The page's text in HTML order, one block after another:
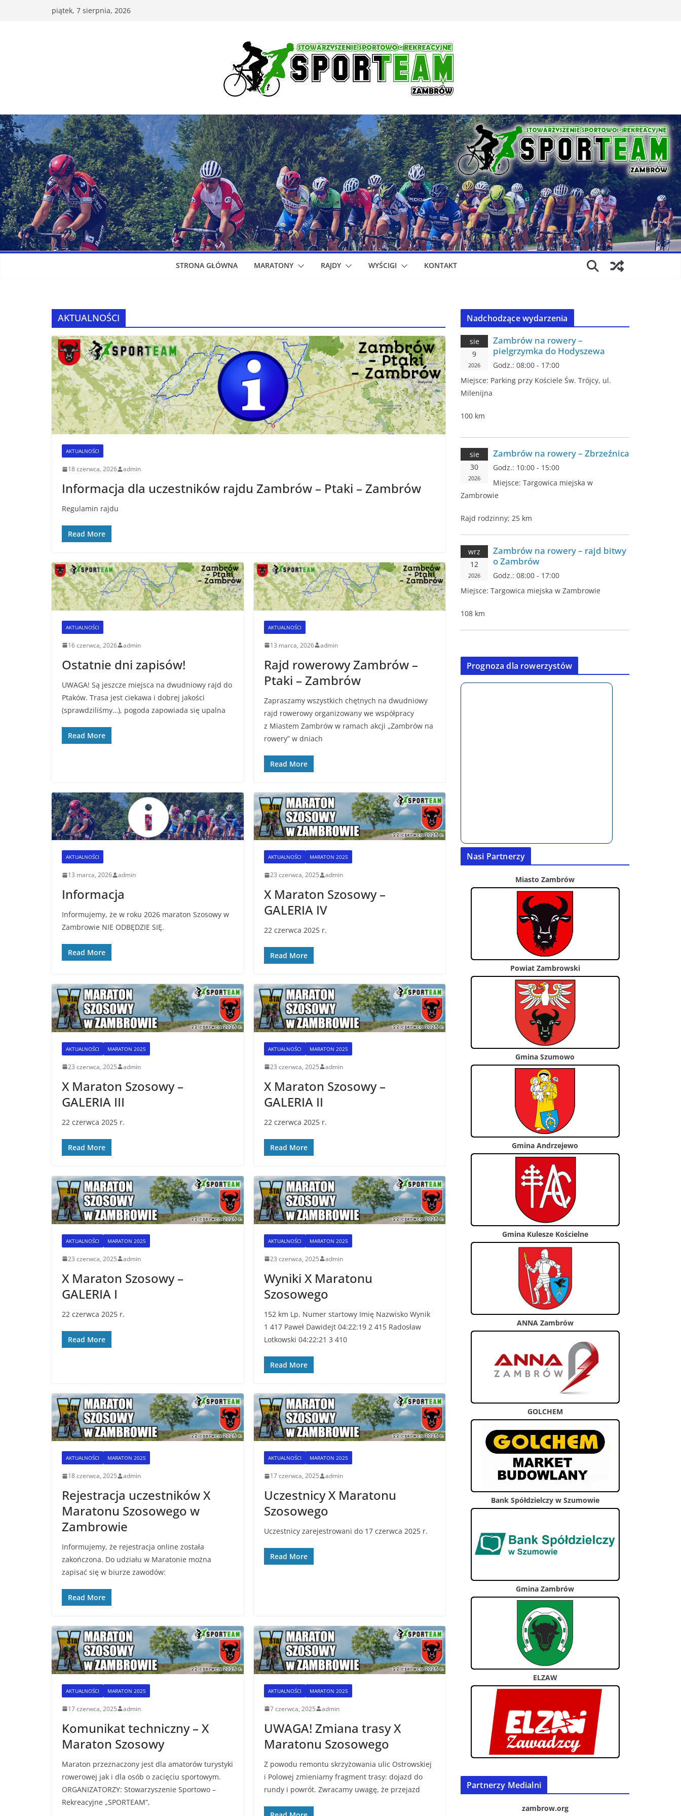
piątek, 7 sierpnia, 2026
STRONA GŁÓWNA MARATONY RAJDY WYŚCIGI KONTAKT
AKTUALNOŚCI
AKTUALNOŚCI
18 czerwca, 2026 admin
Informacja dla uczestników rajdu Zambrów – Ptaki – Zambrów
Regulamin rajdu
Read More
AKTUALNOŚCI
16 czerwca, 2026 admin
Ostatnie dni zapisów!
UWAGA! Są jeszcze miejsca na dwudniowy rajd do
Ptaków. Trasa jest ciekawa i dobrej jakości
(sprawdziliśmy…), pogoda zapowiada się upalna
Read More
AKTUALNOŚCI
13 marca, 2026 admin
Rajd rowerowy Zambrów –
Ptaki – Zambrów
Zapraszamy wszystkich chętnych na dwudniowy
rajd rowerowy organizowany we współpracy
z Miastem Zambrów w ramach akcji „Zambrów na
rowery” w dniach
Read More
AKTUALNOŚCI
13 marca, 2026 admin
Informacja
Informujemy, że w roku 2026 maraton Szosowy w
Zambrowie NIE ODBĘDZIE SIĘ.
Read More
AKTUALNOŚCI MARATON 2025
23 czerwca, 2025 admin
X Maraton Szosowy –
GALERIA IV
22 czerwca 2025 r.
Read More
AKTUALNOŚCI MARATON 2025
23 czerwca, 2025 admin
X Maraton Szosowy –
GALERIA III
22 czerwca 2025 r.
Read More
AKTUALNOŚCI MARATON 2025
23 czerwca, 2025 admin
X Maraton Szosowy –
GALERIA II
22 czerwca 2025 r.
Read More
AKTUALNOŚCI MARATON 2025
23 czerwca, 2025 admin
X Maraton Szosowy –
GALERIA I
22 czerwca 2025 r.
Read More
AKTUALNOŚCI MARATON 2025
23 czerwca, 2025 admin
Wyniki X Maratonu
Szosowego
152 km Lp. Numer startowy Imię Nazwisko Wynik
1 417 Paweł Dawidejt 04:22:19 2 415 Radosław
Lotkowski 04:22:21 3 410
Read More
AKTUALNOŚCI MARATON 2025
18 czerwca, 2025 admin
Rejestracja uczestników X
Maratonu Szosowego w
Zambrowie
Informujemy, że rejestracja online została
zakończona. Do udziału w Maratonie można
zapisać się w biurze zawodów:
Read More
AKTUALNOŚCI MARATON 2025
17 czerwca, 2025 admin
Uczestnicy X Maratonu
Szosowego
Uczestnicy zarejestrowani do 17 czerwca 2025 r.
Read More
AKTUALNOŚCI MARATON 2025
17 czerwca, 2025 admin
Komunikat techniczny – X
Maraton Szosowy
Maraton przeznaczony jest dla amatorów turystyki
rowerowej jak i dla osób o zacięciu sportowym.
ORGANIZATORZY: Stowarzyszenie Sportowo –
Rekreacyjne „SPORTEAM”,
AKTUALNOŚCI MARATON 2025
7 czerwca, 2025 admin
UWAGA! Zmiana trasy X
Maratonu Szosowego
Z powodu remontu skrzyżowania ulic Ostrowskiej
i Polowej zmieniamy fragment trasy: dojazd do
rundy i powrót. Zwracamy uwagę, że przejazd
Nadchodzące wydarzenia
sie
9
2026
Zambrów na rowery –
pielgrzymka do Hodyszewa
Godz.: 08:00 - 17:00
Miejsce: Parking przy Kościele Św. Trójcy, ul.
Milenijna
100 km
sie
30
2026
Zambrów na rowery – Zbrzeźnica
Godz.: 10:00 - 15:00
Miejsce: Targowica miejska w
Zambrowie
Rajd rodzinny; 25 km
wrz
12
2026
Zambrów na rowery – rajd bitwy
o Zambrów
Godz.: 08:00 - 17:00
Miejsce: Targowica miejska w Zambrowie
108 km
Prognoza dla rowerzystów
Nasi Partnerzy
Miasto Zambrów
Powiat Zambrowski
Gmina Szumowo
Gmina Andrzejewo
Gmina Kulesze Kościelne
ANNA Zambrów
GOLCHEM
Bank Spółdzielczy w Szumowie
Gmina Zambrów
ELZAW
Partnerzy Medialni
zambrow.org